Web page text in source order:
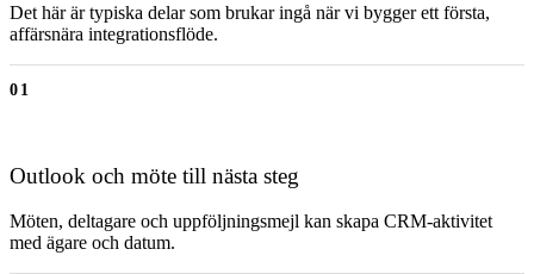
Det här är typiska delar som brukar ingå när vi bygger ett första,
affärsnära integrationsflöde.
01
Outlook och möte till nästa steg
Möten, deltagare och uppföljningsmejl kan skapa CRM-aktivitet
med ägare och datum.